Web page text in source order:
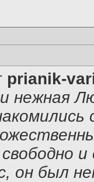
prianik-
нежная
и
он был